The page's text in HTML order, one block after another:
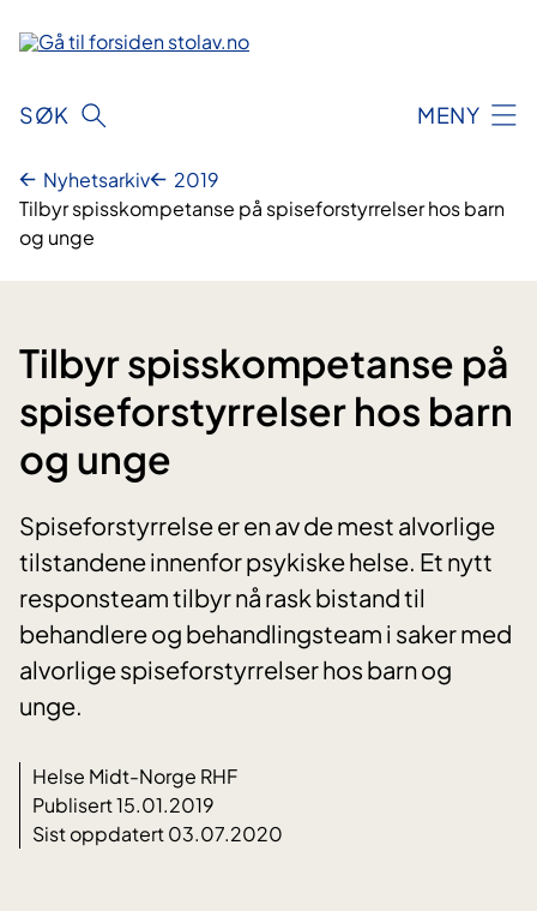
innhold
SØK MENY
Nyhetsarkiv
2019
Tilbyr spisskompetanse på spiseforstyrrelser hos barn
og unge
Tilbyr spisskompetanse på
spiseforstyrrelser hos barn
og unge
Spiseforstyrrelse er en av de mest alvorlige
tilstandene innenfor psykiske helse. Et nytt
responsteam tilbyr nå rask bistand til
behandlere og behandlingsteam i saker med
alvorlige spiseforstyrrelser hos barn og
unge.
Helse Midt-Norge RHF
Publisert 15.01.2019
Sist oppdatert 03.07.2020